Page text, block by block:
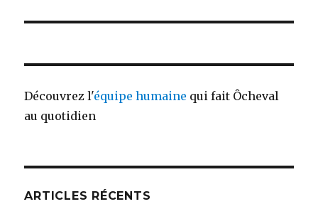
Découvrez l'équipe humaine qui fait Ôcheval
au quotidien
ARTICLES RÉCENTS